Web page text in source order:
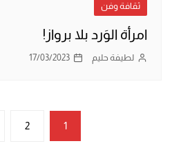
ثقافة وفن
امرأة الوَرد بلا برواز!
لطيفة حليم 17/03/2023
1
2